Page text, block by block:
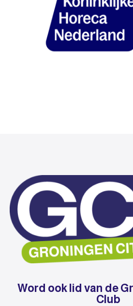
Word ook lid van de
Club